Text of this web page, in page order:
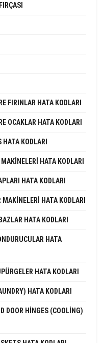
FIRINLAR HATA KODLARI
OCAKLAR HATA KODLARI
KODLARI
HATA KODLARI
HATA KODLARI
HATA KODLARI
HATA KODLARI
HATA
HATA KODLARI
HATA KODLARI
DOOR HINGES (COOLING)